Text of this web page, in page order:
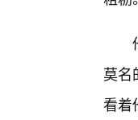
莫名
看着